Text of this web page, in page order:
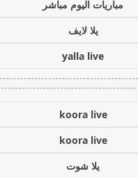
مباريات اليوم مباشر
يلا لايف
yalla live
koora live
koora live
يلا شوت